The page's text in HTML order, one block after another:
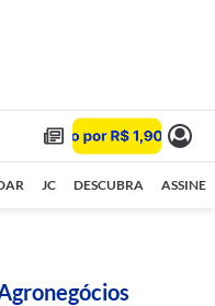
JC DESCUBRA ASSINE